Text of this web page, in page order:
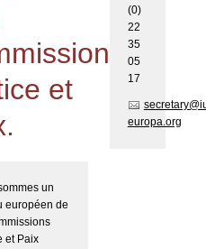
et
un
européen de
et Paix
(0)
22
35
05
17
europa.org